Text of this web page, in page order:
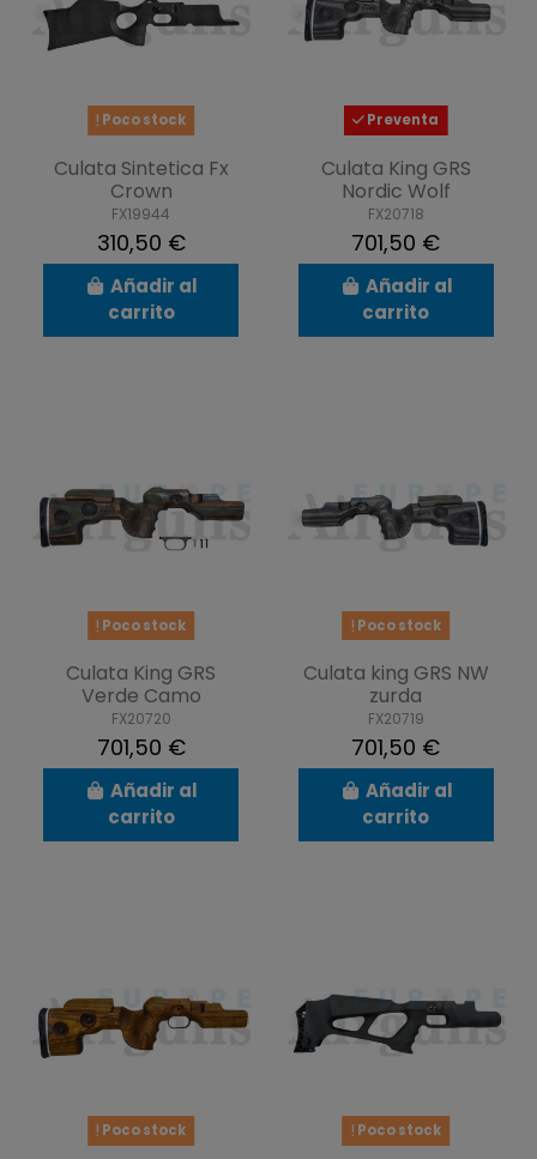
Poco stock
Culata Sintetica Fx
Crown
FX19944
310,50 €
Añadir al
carrito
Preventa
Culata King GRS
Nordic Wolf
FX20718
701,50 €
Añadir al
carrito
Poco stock
Culata King GRS
Verde Camo
FX20720
701,50 €
Añadir al
carrito
Poco stock
Culata king GRS NW
zurda
FX20719
701,50 €
Añadir al
carrito
Poco stock Poco stock